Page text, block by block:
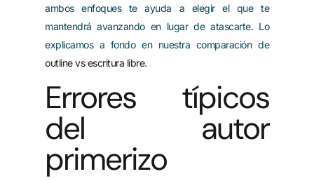
ambos enfoques te ayuda a elegir el que te
mantendrá avanzando en lugar de atascarte. Lo
explicamos a fondo en nuestra comparación de
outline vs escritura libre.
Errores típicos
del autor
primerizo